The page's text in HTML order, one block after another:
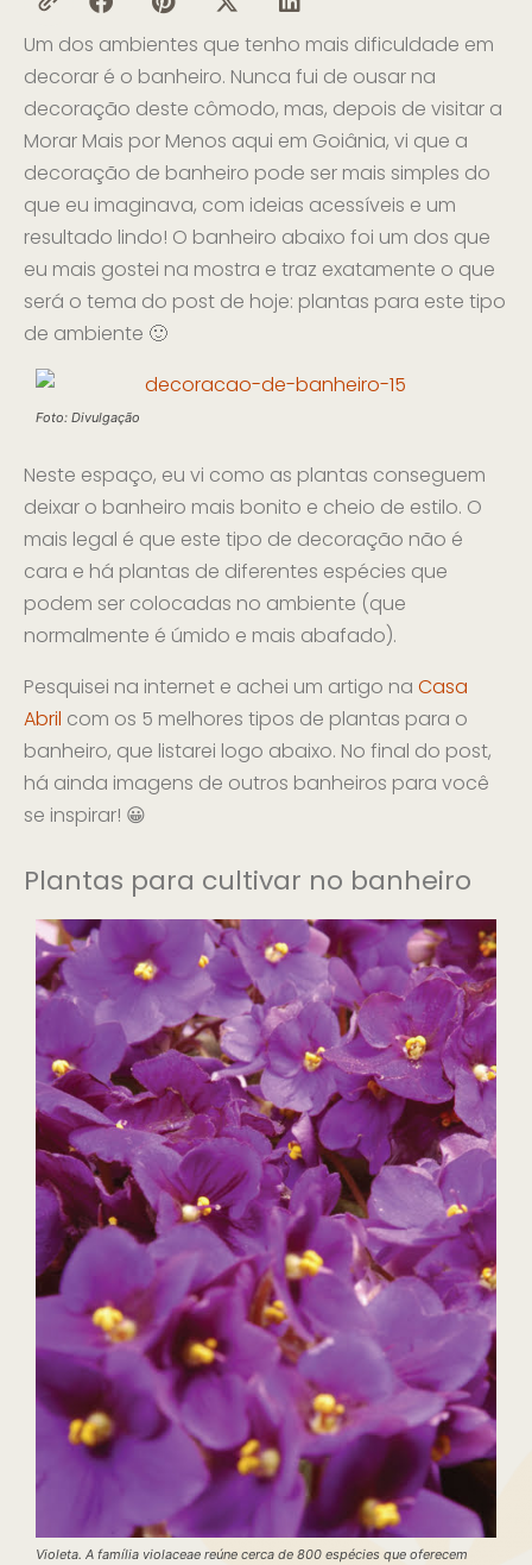
Um dos ambientes que tenho mais dificuldade em
decorar é o banheiro. Nunca fui de ousar na
decoração deste cômodo, mas, depois de visitar a
Morar Mais por Menos aqui em Goiânia, vi que a
decoração de banheiro pode ser mais simples do
que eu imaginava, com ideias acessíveis e um
resultado lindo! O banheiro abaixo foi um dos que
eu mais gostei na mostra e traz exatamente o que
será o tema do post de hoje: plantas para este tipo
de ambiente 🙂
Foto: Divulgação
Neste espaço, eu vi como as plantas conseguem
deixar o banheiro mais bonito e cheio de estilo. O
mais legal é que este tipo de decoração não é
cara e há plantas de diferentes espécies que
podem ser colocadas no ambiente (que
normalmente é úmido e mais abafado).
Pesquisei na internet e achei um artigo na Casa
Abril com os 5 melhores tipos de plantas para o
banheiro, que listarei logo abaixo. No final do post,
há ainda imagens de outros banheiros para você
se inspirar! 😀
Plantas para cultivar no banheiro
Violeta. A família violaceae reúne cerca de 800 espécies que oferecem